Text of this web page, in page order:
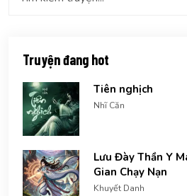
Truyện đang hot
Tiên nghịch
Nhĩ Căn
Lưu Đày Thần Y
Gian Chạy Nạn
Khuyết Danh